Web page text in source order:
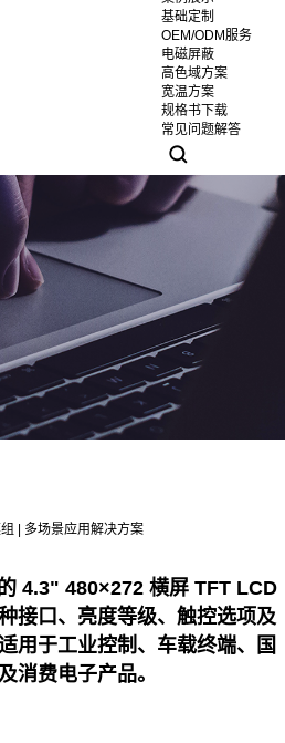
基础定制
OEM/ODM服务
电磁屏蔽
高色域方案
宽温方案
规格书下载
常见问题解答
| 多场景应用解决方案
4.3" 480×272 横屏 TFT LCD
接口、亮度等级、触控选项及
用于工业控制、车载终端、国
消费电子产品。